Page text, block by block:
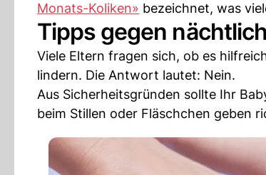
Monats-Koliken» bezeichnet, was
Tipps gegen
Viele Eltern fragen sich, ob es
lindern. Die Antwort lautet: Nein.
Aus Sicherheitsgründen sollte Ihr
beim Stillen oder Fläschchen geben